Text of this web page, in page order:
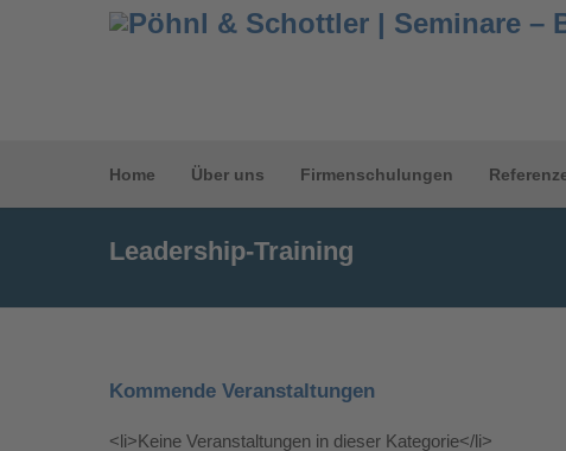
Home Über uns Firmenschulungen
Leadership-Training
Kommende Veranstaltungen
<li>Keine Veranstaltungen in dieser Kategorie</li>